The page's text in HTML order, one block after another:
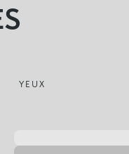
YEUX